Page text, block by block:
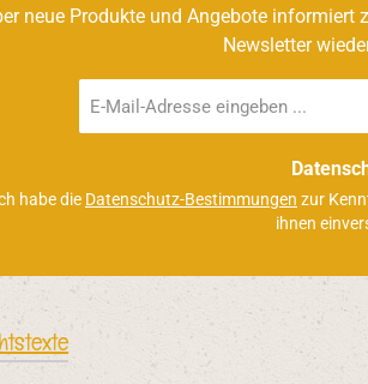
neue Produkte und Angebote informiert
Newsletter
Mail-
habe die Datenschutz-Bestimmungen zur
ihnen